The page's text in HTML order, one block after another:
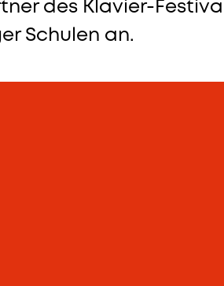
des Klavier-
Schulen an.